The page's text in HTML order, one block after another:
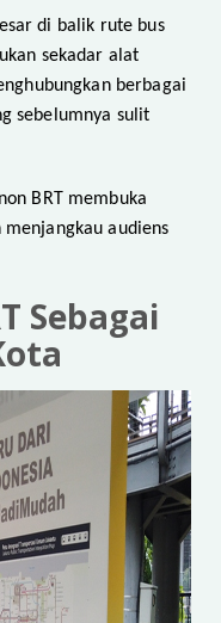
di balik rute bus
sekadar alat
berbagai
sebelumnya sulit
BRT membuka
menjangkau audiens
Sebagai